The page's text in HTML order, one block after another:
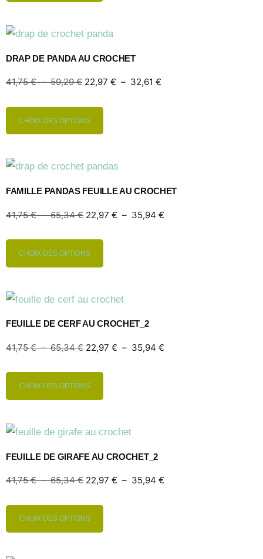
DRAP DE PANDA AU CROCHET
41,75€ – 59,29€ 22,97 € – 32,61 €
CHOIX DES OPTIONS
FAMILLE PANDAS FEUILLE AU CROCHET
41,75€ – 65,34€ 22,97 € – 35,94 €
CHOIX DES OPTIONS
FEUILLE DE CERF AU CROCHET_2
41,75€ – 65,34€ 22,97 € – 35,94 €
CHOIX DES OPTIONS
FEUILLE DE GIRAFE AU CROCHET_2
41,75€ – 65,34€ 22,97 € – 35,94 €
CHOIX DES OPTIONS